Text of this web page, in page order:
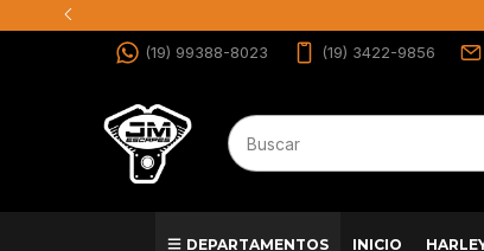
(19) 99388-8023 (19) 3422-9856
DEPARTAMENTOS INICIO